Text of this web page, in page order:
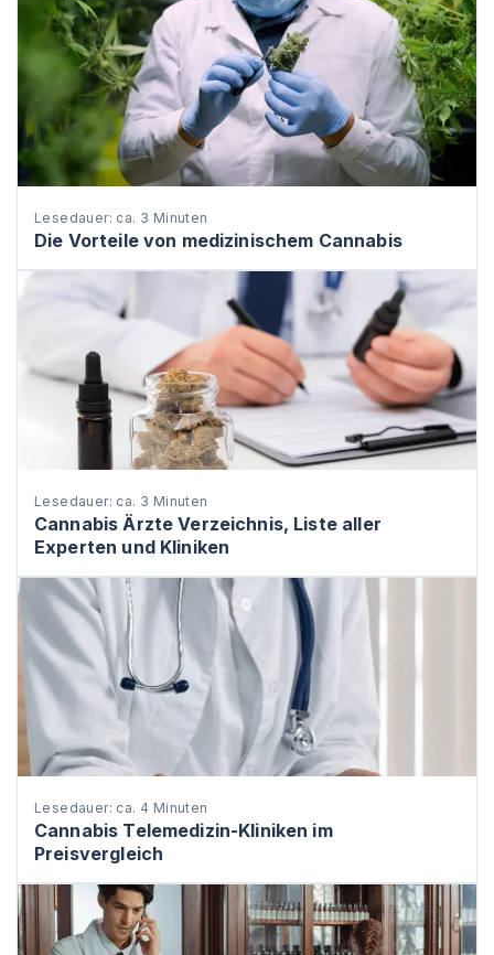
Lesedauer: ca. 3 Minuten
Die Vorteile von medizinischem Cannabis
Lesedauer: ca. 3 Minuten
Cannabis Ärzte Verzeichnis, Liste aller
Experten und Kliniken
Lesedauer: ca. 4 Minuten
Cannabis Telemedizin-Kliniken im
Preisvergleich